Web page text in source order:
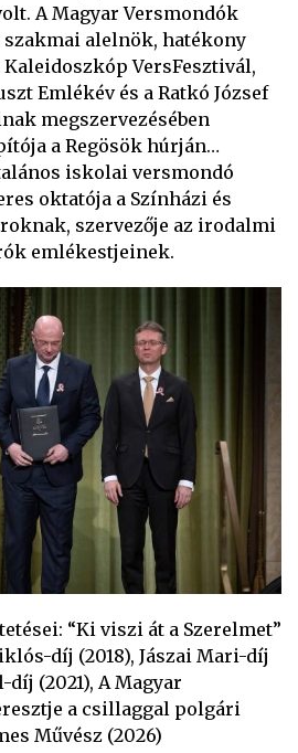
A Magyar Versmondók
szakmai alelnök, hatékony
VersFesztivál,
Emlékév és a Ratkó József
megszervezésében
a Regösök húrján…
iskolai versmondó
oktatója a Színházi és
szervezője az irodalmi
emlékestjeinek.
“Ki viszi át a Szerelmet”
díj (2018), Jászai Mari-díj
díj (2021), A Magyar
a csillaggal polgári
Művész (2026)